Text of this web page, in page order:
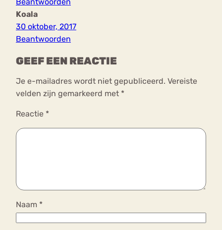
Koala
30 oktober, 2017
Beantwoorden
GEEF EEN REACTIE
Je e-mailadres wordt niet gepubliceerd. Vereiste
velden zijn gemarkeerd met *
Reactie *
Naam *